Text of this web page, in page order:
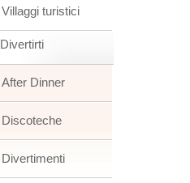
Villaggi turistici
Divertirti
After Dinner
Discoteche
Divertimenti